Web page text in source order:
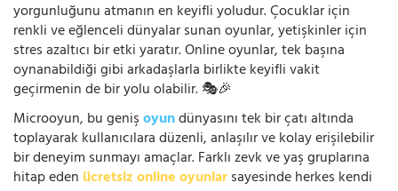
yorgunluğunu atmanın en keyifli yoludur. Çocuklar için
renkli ve eğlenceli dünyalar sunan oyunlar, yetişkinler için
stres azaltıcı bir etki yaratır. Online oyunlar, tek başına
oynanabildiği gibi arkadaşlarla birlikte keyifli vakit
geçirmenin de bir yolu olabilir. 🎭🎉
Microoyun, bu genişoyundünyasını tek bir çatı altında
toplayarak kullanıcılara düzenli, anlaşılır ve kolay erişilebilir
bir deneyim sunmayı amaçlar. Farklı zevk ve yaş gruplarına
hitap eden ücretsiz online oyunlarsayesinde herkes kendi